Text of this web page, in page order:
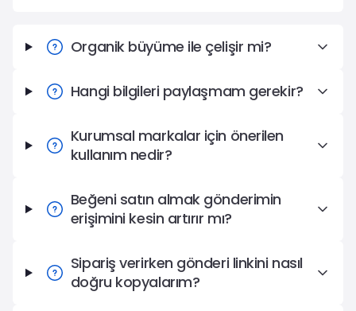
Organik büyüme ile çelişir mi?
Hangi bilgileri paylaşmam gerekir?
Kurumsal markalar için önerilen
kullanım nedir?
Beğeni satın almak gönderimin
erişimini kesin artırır mı?
Sipariş verirken gönderi linkini nasıl
doğru kopyalarım?